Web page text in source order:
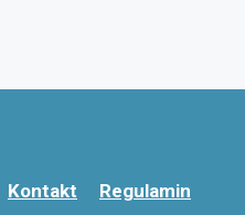
Kontakt Regulamin